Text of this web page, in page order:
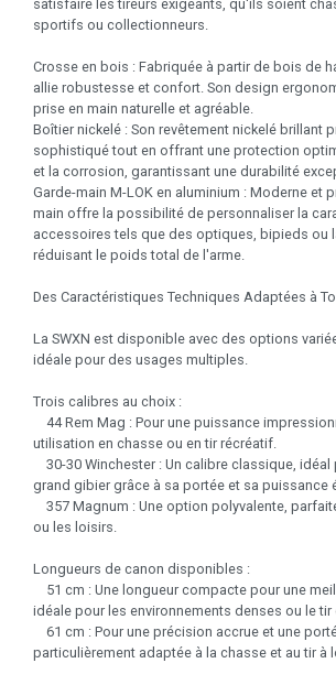
satisfaire les tireurs exigeants, qu'ils soient
sportifs ou collectionneurs.
Crosse en bois : Fabriquée à partir de bois de
allie robustesse et confort. Son design
prise en main naturelle et agréable.
Boîtier nickelé : Son revêtement nickelé brillant
sophistiqué tout en offrant une protection
et la corrosion, garantissant une durabilité
Garde-main M-LOK en aluminium : Moderne et
main offre la possibilité de personnaliser la
accessoires tels que des optiques, bipieds ou
réduisant le poids total de l'arme.
Des Caractéristiques Techniques Adaptées à
La SWXN est disponible avec des options
idéale pour des usages multiples.
Trois calibres au choix :
44 Rem Mag : Pour une puissance
utilisation en chasse ou en tir récréatif.
30-30 Winchester : Un calibre classique, idéal
grand gibier grâce à sa portée et sa puissance
357 Magnum : Une option polyvalente,
ou les loisirs.
Longueurs de canon disponibles :
51 cm : Une longueur compacte pour une
idéale pour les environnements denses ou le tir
61 cm : Pour une précision accrue et une
particulièrement adaptée à la chasse et au tir à